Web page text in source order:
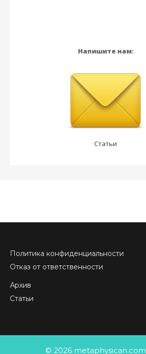
Напишите нам:
Статьи
Политика конфиденциальности
Отказ от ответственности
Архив
Статьи
© 2026 metaphysican.com